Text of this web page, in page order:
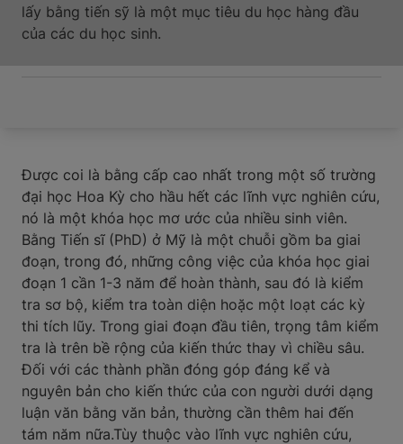
lấy bằng tiến sỹ là một mục tiêu du học hàng đầu
của các du học sinh.
Được coi là bằng cấp cao nhất trong một số trường
đại học Hoa Kỳ cho hầu hết các lĩnh vực nghiên cứu,
nó là một khóa học mơ ước của nhiều sinh viên.
Bằng Tiến sĩ (PhD) ở Mỹ là một chuỗi gồm ba giai
đoạn, trong đó, những công việc của khóa học giai
đoạn 1 cần 1-3 năm để hoàn thành, sau đó là kiểm
tra sơ bộ, kiểm tra toàn diện hoặc một loạt các kỳ
thi tích lũy. Trong giai đoạn đầu tiên, trọng tâm kiểm
tra là trên bề rộng của kiến thức thay vì chiều sâu.
Đối với các thành phần đóng góp đáng kể và
nguyên bản cho kiến thức của con người dưới dạng
luận văn bằng văn bản, thường cần thêm hai đến
tám năm nữa.Tùy thuộc vào lĩnh vực nghiên cứu,